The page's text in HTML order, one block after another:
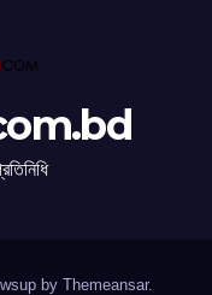
by Themeansar.